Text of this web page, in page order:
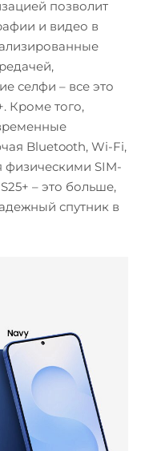
позволит
и видео в
селфи – все это
Кроме того,
Bluetooth, Wi-Fi,
физическими SIM-
– это больше,
спутник в